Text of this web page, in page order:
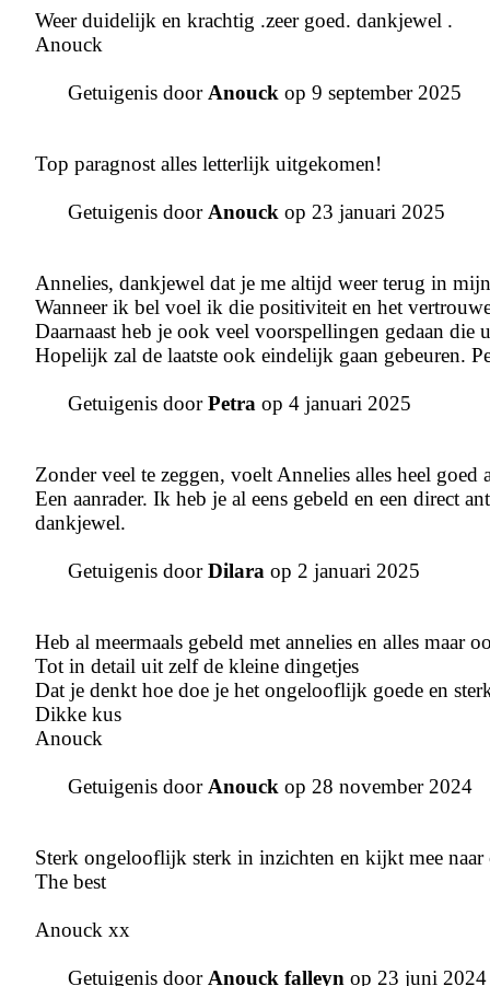
Weer duidelijk en krachtig .zeer goed. dankjewel .
Anouck
Getuigenis doorAnouck op 9 september 2025
Top paragnost alles letterlijk uitgekomen!
Getuigenis doorAnouck op 23 januari 2025
Annelies, dankjewel dat je me altijd weer terug in
Wanneer ik bel voel ik die positiviteit en het
Daarnaast heb je ook veel voorspellingen gedaan die
Hopelijk zal de laatste ook eindelijk gaan gebeuren.
Getuigenis doorPetra op 4 januari 2025
Zonder veel te zeggen, voelt Annelies alles heel
Een aanrader. Ik heb je al eens gebeld en een direct
dankjewel.
Getuigenis doorDilara op 2 januari 2025
Heb al meermaals gebeld met annelies en alles maar
Tot in detail uit zelf de kleine dingetjes
Dat je denkt hoe doe je het ongelooflijk goede en
Dikke kus
Anouck
Getuigenis doorAnouck op 28 november 2024
Sterk ongelooflijk sterk in inzichten en kijkt mee
The best
Anouck xx
Getuigenis doorAnouck falleyn op 23 juni 2024